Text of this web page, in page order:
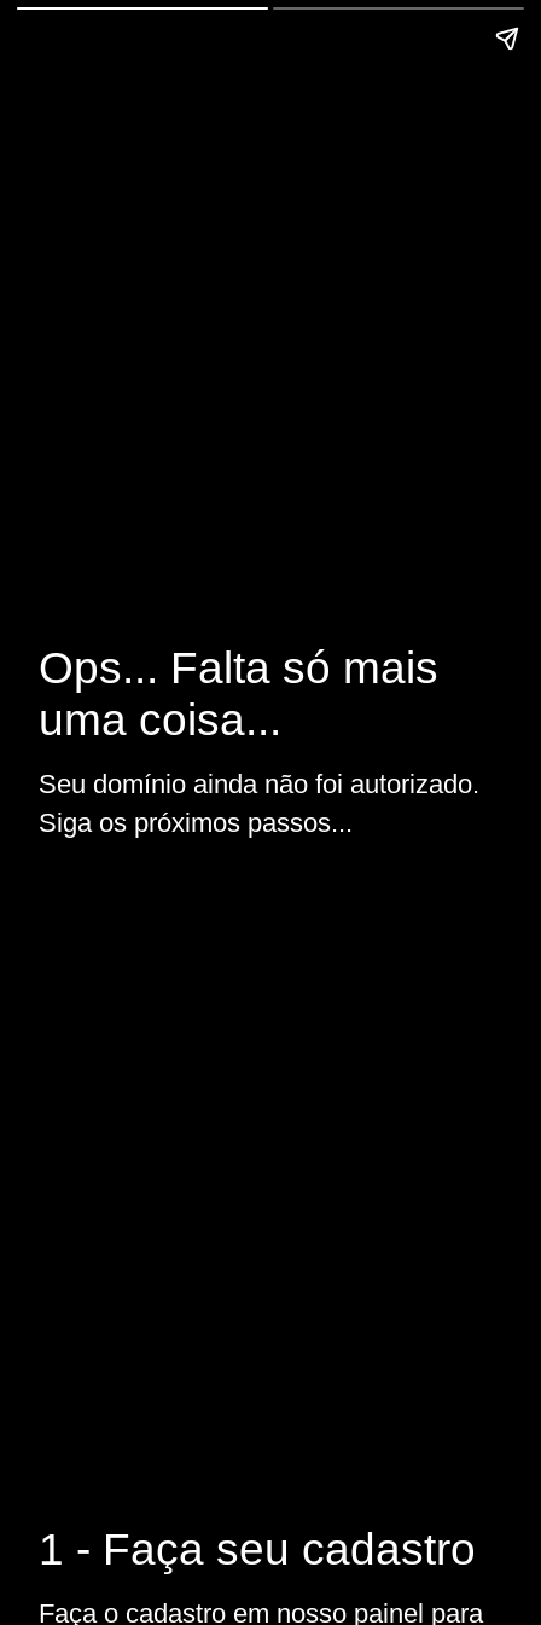
Ops... Falta só mais
uma coisa...
Seu domínio ainda não foi autorizado.
Siga os próximos passos...
1 - Faça seu cadastro
Faça o cadastro em nosso painel para